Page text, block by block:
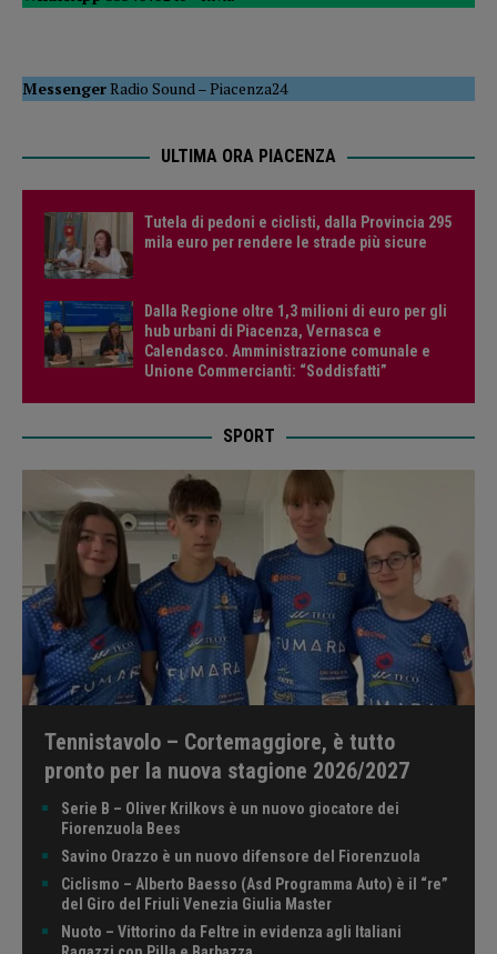
MessengerRadio Sound–Piacenza24
ULTIMA ORA PIACENZA
Tutela di pedoni e ciclisti, dalla Provincia 295
mila euro per rendere le strade più sicure
Dalla Regione oltre 1,3 milioni di euro per gli
hub urbani di Piacenza, Vernasca e
Calendasco. Amministrazione comunale e
Unione Commercianti: “Soddisfatti”
SPORT
Tennistavolo – Cortemaggiore, è tutto
pronto per la nuova stagione 2026/2027
Serie B – Oliver Krilkovs è un nuovo giocatore dei
Fiorenzuola Bees
Savino Orazzo è un nuovo difensore del Fiorenzuola
Ciclismo – Alberto Baesso (Asd Programma Auto) è il “re”
del Giro del Friuli Venezia Giulia Master
Nuoto – Vittorino da Feltre in evidenza agli Italiani